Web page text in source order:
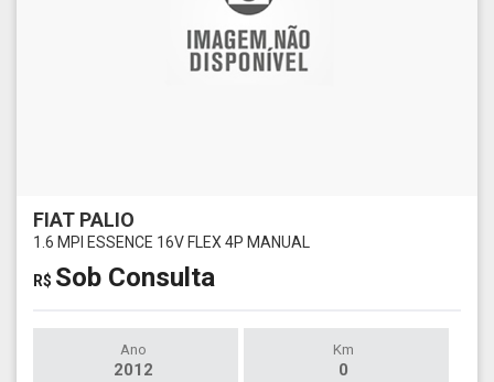
FIAT PALIO
1.6 MPI ESSENCE 16V FLEX 4P MANUAL
R$ Sob Consulta
Ano
2012
Km
0